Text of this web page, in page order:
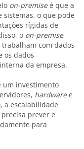
on-premiseé que a
sistemas, o que pode
rígidas de
o on-premise
com dados
os dados
da empresa.
um investimento
hardwaree
a escalabilidade
prever e
para